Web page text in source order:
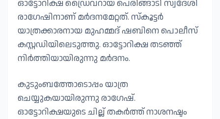
ഓട്ടോറിക്ഷ ഡ്രൈവറായ പെരിങ്ങാടി സ്വദേശി
രാഗേഷിനാണ് മര്‍ദനമേറ്റത്. സ്‌കൂട്ടര്‍
യാത്രക്കാരനായ മുഹമ്മദ് ഷബിനെ പൊലീസ്
കസ്റ്റഡിയിലെടുത്തു. ഓട്ടോറിക്ഷ തടഞ്ഞ്
നിര്‍ത്തിയായിരുന്നു മര്‍ദനം.
കുടുംബത്തോടൊപ്പം യാത്ര
ചെയ്യുകയായിരുന്നു രാഗേഷ്.
ഓട്ടോറിക്ഷയുടെ ചില്ല് തകര്‍ത്ത് നാശനഷ്ടം